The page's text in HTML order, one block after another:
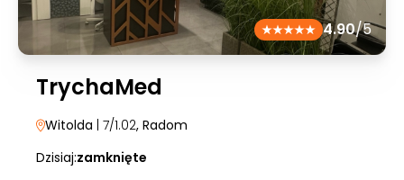
4.90/5
TrychaMed
Witolda | 7/1.02, Radom
Dzisiaj:zamknięte